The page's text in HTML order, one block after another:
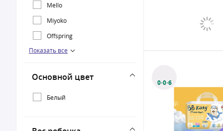
Mello
Miyoko
Offspring
Seffy
TOMIKO
Показать все
Основной цвет
Белый
0·0·6